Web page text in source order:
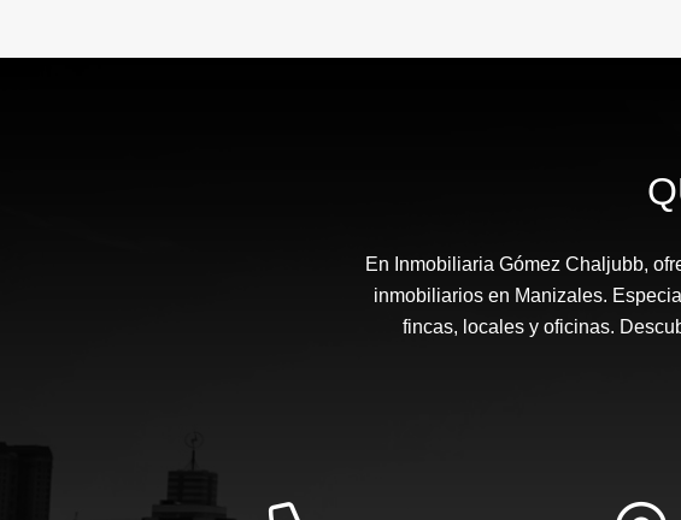
En Inmobiliaria Gómez Chaljubb,
inmobiliarios en Manizales.
fincas, locales y oficinas.